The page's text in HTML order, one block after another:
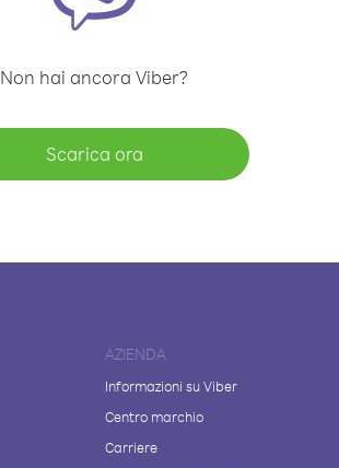
Non hai ancora Viber?
Scarica ora
AZIENDA
Informazioni su Viber
Centro marchio
Carriere